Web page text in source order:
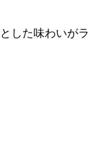
した味わいがラ